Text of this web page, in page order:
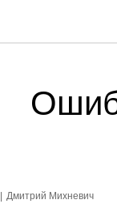
Дмитрий Михневич